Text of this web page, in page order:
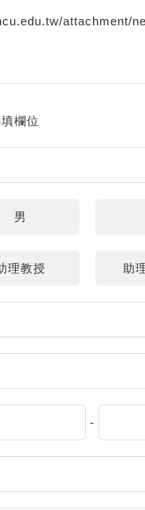
attachment/
欄位
男
理教授 助
-